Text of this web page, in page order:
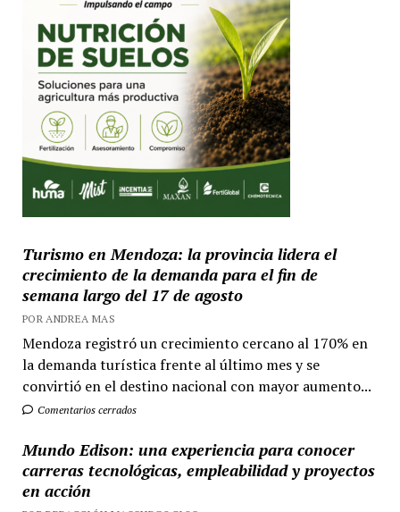
Turismo en Mendoza: la provincia lidera el
crecimiento de la demanda para el fin de
semana largo del 17 de agosto
POR ANDREA MAS
Mendoza registró un crecimiento cercano al 170% en
la demanda turística frente al último mes y se
convirtió en el destino nacional con mayor aumento...
Comentarios cerrados
Mundo Edison: una experiencia para conocer
carreras tecnológicas, empleabilidad y proyectos
en acción